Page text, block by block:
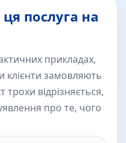
послуга на
прикладах,
клієнти замовляють
відрізняється,
про те, чого